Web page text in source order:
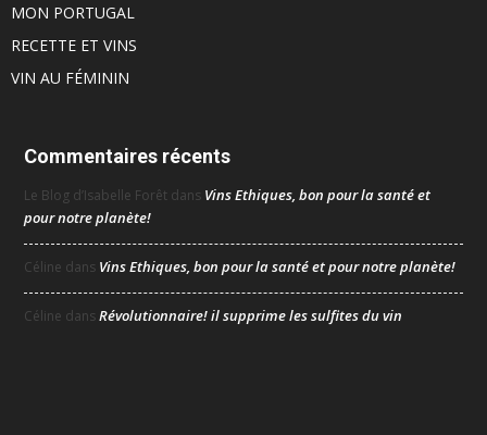
MON PORTUGAL
RECETTE ET VINS
VIN AU FÉMININ
Commentaires récents
Le Blog d’Isabelle Forêt dans Vins Ethiques, bon pour la santé et
pour notre planète!
Céline dans Vins Ethiques, bon pour la santé et pour notre planète!
Céline dansRévolutionnaire! il supprime les sulfites du vin